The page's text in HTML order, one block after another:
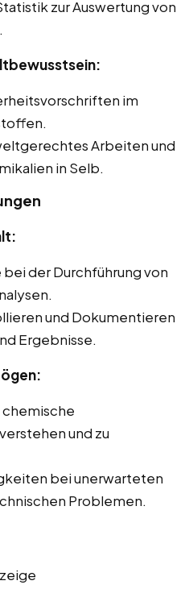
zur Auswertung von
im
Arbeiten und
in Selb.
der Durchführung von
und Dokumentieren
Ergebnisse.
und zu
bei unerwarteten
Problemen.